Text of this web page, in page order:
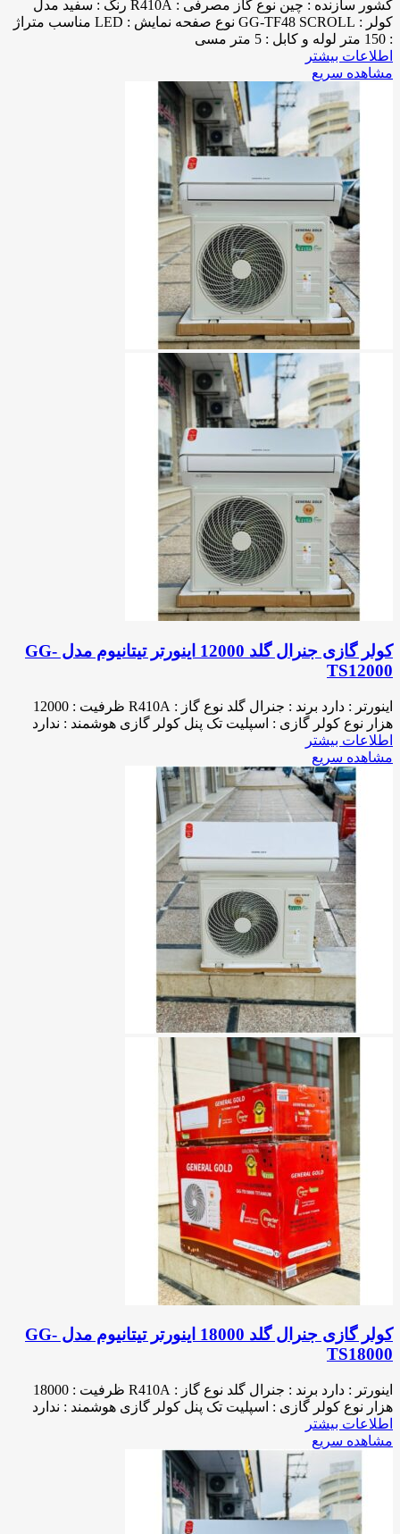
کشور سازنده : چین نوع گاز مصرفی : R410A رنگ : سفید مدل
کولر : GG-TF48 SCROLL نوع صفحه نمایش : LED مناسب متراژ
: 150 متر لوله و کابل : 5 متر مسی
اطلاعات بیشتر
مشاهده سریع
کولر گازی جنرال گلد 12000 اینورتر تیتانیوم مدل GG-
TS12000
اینورتر : دارد برند : جنرال گلد نوع گاز : R410A ظرفیت : 12000
هزار نوع کولر گازی : اسپلیت تک پنل کولر گازی هوشمند : ندارد
اطلاعات بیشتر
مشاهده سریع
کولر گازی جنرال گلد 18000 اینورتر تیتانیوم مدل GG-
TS18000
اینورتر : دارد برند : جنرال گلد نوع گاز : R410A ظرفیت : 18000
هزار نوع کولر گازی : اسپلیت تک پنل کولر گازی هوشمند : ندارد
اطلاعات بیشتر
مشاهده سریع